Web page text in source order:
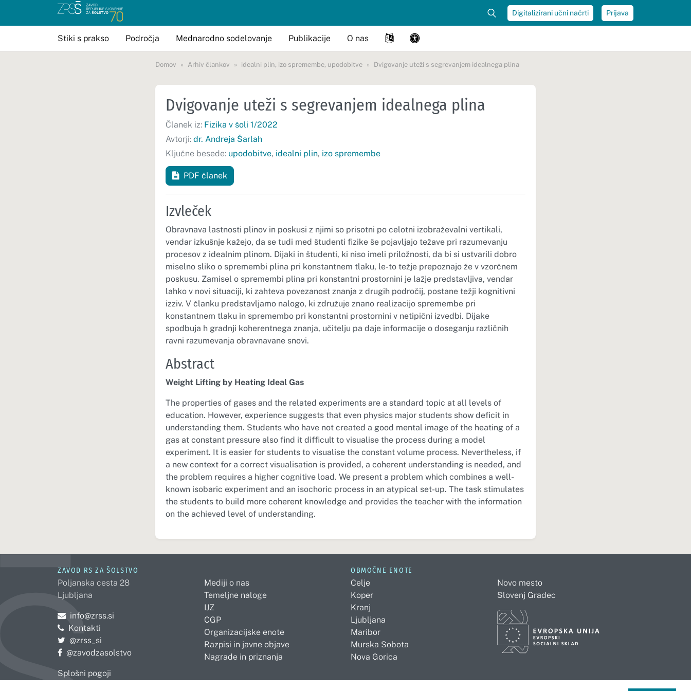
Digitalizirani učni načrti Prijava
Stiki s prakso Področja Mednarodno sodelovanje Publikacije O nas
Domov Arhiv člankov idealni plin, izo spremembe, upodobitve Dvigovanje uteži s segrevanjem idealnega plina
Dvigovanje uteži s segrevanjem idealnega plina
Članek iz: Fizika v šoli 1/2022
Avtorji: dr. Andreja Šarlah
Ključne besede: upodobitve, idealni plin, izo spremembe
PDF članek
Izvleček
Obravnava lastnosti plinov in poskusi z njimi so prisotni po celotni izobraževalni vertikali,
vendar izkušnje kažejo, da se tudi med študenti fizike še pojavljajo težave pri razumevanju
procesov z idealnim plinom. Dijaki in študenti, ki niso imeli priložnosti, da bi si ustvarili dobro
miselno sliko o spremembi plina pri konstantnem tlaku, le-to težje prepoznajo že v vzorčnem
poskusu. Zamisel o spremembi plina pri konstantni prostornini je lažje predstavljiva, vendar
lahko v novi situaciji, ki zahteva povezanost znanja z drugih področij, postane težji kognitivni
izziv. V članku predstavljamo nalogo, ki združuje znano realizacijo spremembe pri
konstantnem tlaku in spremembo pri konstantni prostornini v netipični izvedbi. Dijake
spodbuja h gradnji koherentnega znanja, učitelju pa daje informacije o doseganju različnih
ravni razumevanja obravnavane snovi.
Abstract
Weight Lifting by Heating Ideal Gas
The properties of gases and the related experiments are a standard topic at all levels of
education. However, experience suggests that even physics major students show deficit in
understanding them. Students who have not created a good mental image of the heating of a
gas at constant pressure also find it difficult to visualise the process during a model
experiment. It is easier for students to visualise the constant volume process. Nevertheless, if
a new context for a correct visualisation is provided, a coherent understanding is needed, and
the problem requires a higher cognitive load. We present a problem which combines a well-
known isobaric experiment and an isochoric process in an atypical set-up. The task stimulates
the students to build more coherent knowledge and provides the teacher with the information
on the achieved level of understanding.
ZAVOD RS ZA ŠOLSTVO
Poljanska cesta 28
Ljubljana
Pošljite e-mail na
info@zrss.si
Kontakti
Pojdite na Twitter:
@zrss_si
Pojdite na Facebook:
@zavodzasolstvo
Splošni pogoji
Mediji o nas
Temeljne naloge
IJZ
CGP
Organizacijske enote
Razpisi in javne objave
Nagrade in priznanja
OBMOČNE ENOTE
Celje
Koper
Kranj
Ljubljana
Maribor
Murska Sobota
Nova Gorica
Novo mesto
Slovenj Gradec